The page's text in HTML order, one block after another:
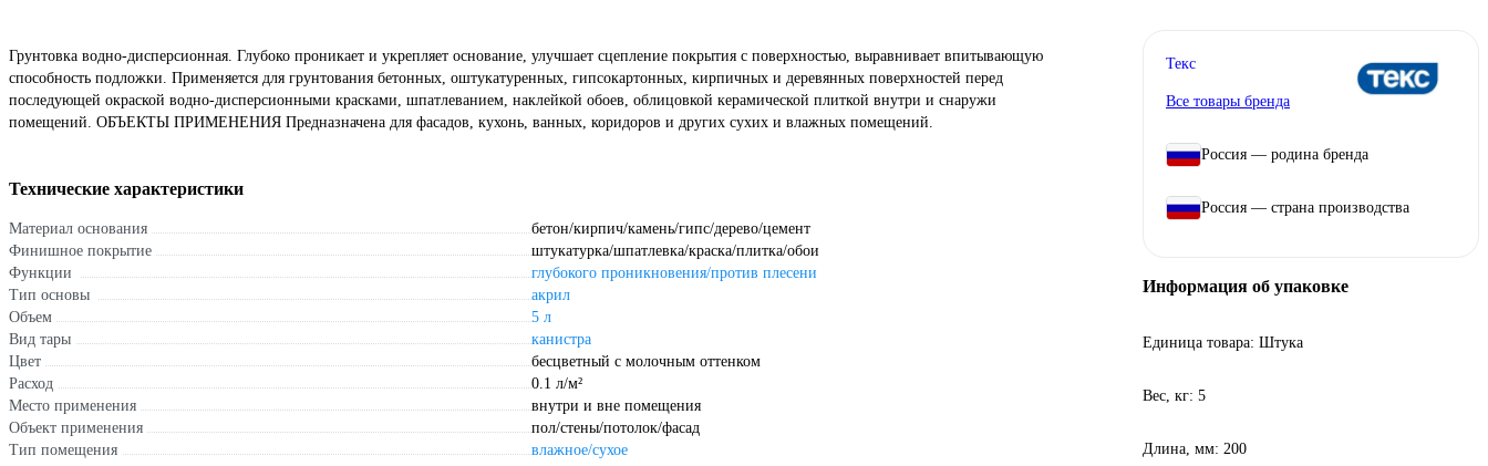
Грунтовка водно-дисперсионная. Глубоко проникает и укрепляет основание, улучшает сцепление покрытия с поверхностью, выравнивает впитывающую
способность подложки. Применяется для грунтования бетонных, оштукатуренных, гипсокартонных, кирпичных и деревянных поверхностей перед
последующей окраской водно-дисперсионными красками, шпатлеванием, наклейкой обоев, облицовкой керамической плиткой внутри и снаружи
помещений. ОБЪЕКТЫ ПРИМЕНЕНИЯ Предназначена для фасадов, кухонь, ванных, коридоров и других сухих и влажных помещений.
Технические характеристики
Материал основания
бетон/кирпич/камень/гипс/дерево/цемент
Финишное покрытие
штукатурка/шпатлевка/краска/плитка/обои
Функции
глубокого проникновения/против плесени
Тип основы
акрил
Объем
5 л
Вид тары
канистра
Цвет
бесцветный с молочным оттенком
Расход
0.1 л/м²
Место применения
внутри и вне помещения
Объект применения
пол/стены/потолок/фасад
Тип помещения
влажное/сухое
Текс
Все товары бренда
Россия — родина бренда
Россия — страна производства
Информация об упаковке
Единица товара: Штука
Вес, кг: 5
Длина, мм: 200